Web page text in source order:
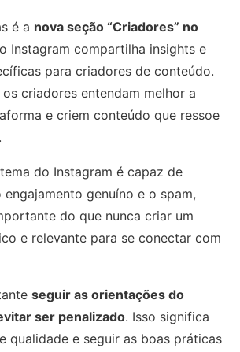
é a nova seção “Criadores” no
Instagram compartilha insights e
para criadores de conteúdo.
criadores entendam melhor a
e criem conteúdo que ressoe
do Instagram é capaz de
genuíno e o spam,
do que nunca criar um
e relevante para se conectar com
seguir as orientações do
ser penalizado. Isso significa
qualidade e seguir as boas práticas